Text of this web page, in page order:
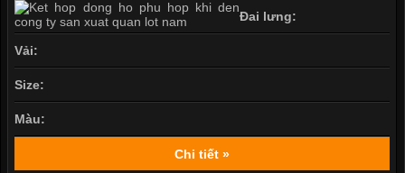
Đai lưng:
Vải:
Size:
Màu:
Chi tiết »